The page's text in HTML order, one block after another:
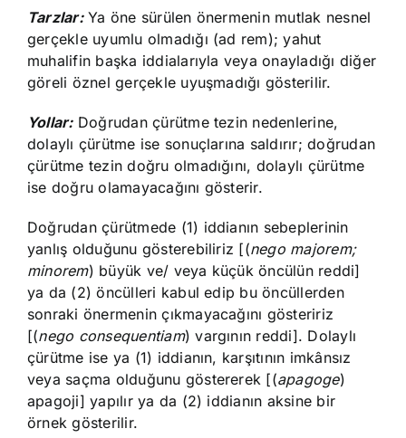
Tarzlar:Ya öne sürülen önermenin mutlak nesnel
gerçekle uyumlu olmadığı (ad rem); yahut
muhalifin başka iddialarıyla veya onayladığı diğer
göreli öznel gerçekle uyuşmadığı gösterilir.
Yollar:Doğrudan çürütme tezin nedenlerine,
dolaylı çürütme ise sonuçlarına saldırır; doğrudan
çürütme tezin doğru olmadığını, dolaylı çürütme
ise doğru olamayacağını gösterir.
Doğrudan çürütmede (1) iddianın sebeplerinin
yanlış olduğunu gösterebiliriz [(nego majorem;
minorem) büyük ve/ veya küçük öncülün reddi]
ya da (2) öncülleri kabul edip bu öncüllerden
sonraki önermenin çıkmayacağını gösteririz
[(nego consequentiam) vargının reddi]. Dolaylı
çürütme ise ya (1) iddianın, karşıtının imkânsız
veya saçma olduğunu göstererek [(apagoge)
apagoji] yapılır ya da (2) iddianın aksine bir
örnek gösterilir.